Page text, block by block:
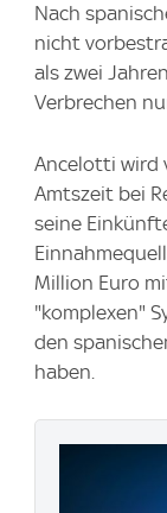
Nach
nicht
als zwei
Verbrechen
Ancelotti wird
Amtszeit bei
seine
Million Euro
"komplexen"
den
haben.